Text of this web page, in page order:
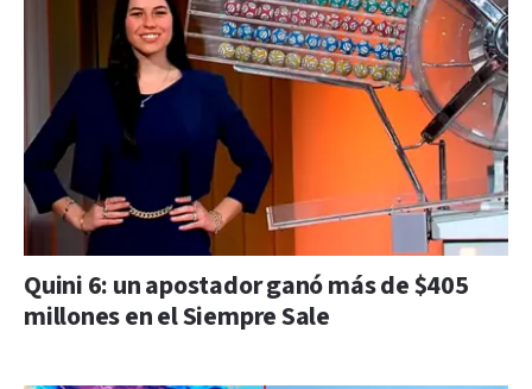
Quini 6: un apostador ganó más de $405
millones en el Siempre Sale